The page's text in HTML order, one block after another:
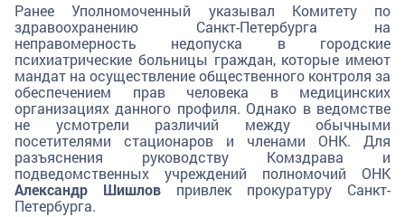
Ранее Уполномоченный указывал Комитету по
здравоохранению Санкт-Петербурга на
неправомерность недопуска в городские
психиатрические больницы граждан, которые имеют
мандат на осуществление общественного контроля за
обеспечением прав человека в медицинских
организациях данного профиля. Однако в ведомстве
не усмотрели различий между обычными
посетителями стационаров и членами ОНК. Для
разъяснения руководству Комздрава и
подведомственных учреждений полномочий ОНК
Александр Шишлов привлек прокуратуру Санкт-
Петербурга.